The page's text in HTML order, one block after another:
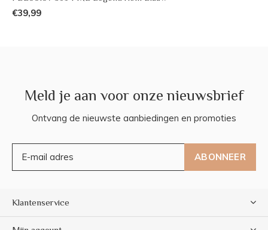
€39,99
Meld je aan voor onze nieuwsbrief
Ontvang de nieuwste aanbiedingen en promoties
ABONNEER
Klantenservice